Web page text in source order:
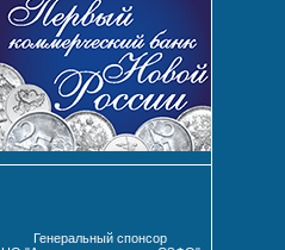
Генеральный спонсор